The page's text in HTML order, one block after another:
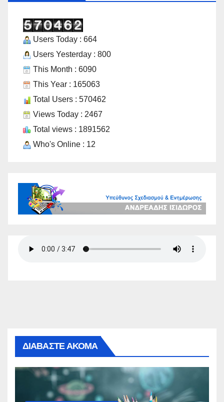
Users Today : 664
Users Yesterday : 800
This Month : 6090
This Year : 165063
Total Users : 570462
Views Today : 2467
Total views : 1891562
Who's Online : 12
ΔΙΑΒΑΣΤΕ ΑΚΟΜΑ